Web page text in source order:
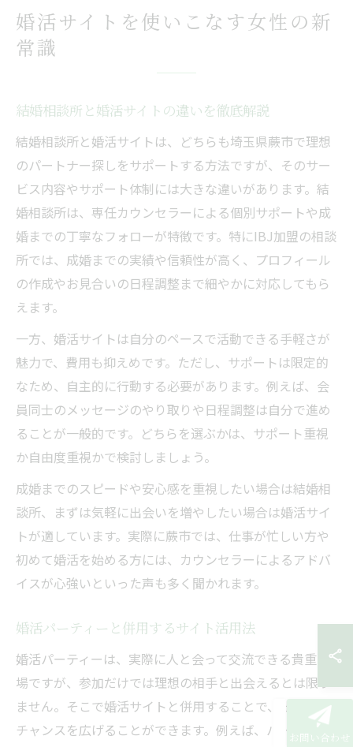
婚活サイトを使いこなす女性の新
常識
結婚相談所と婚活サイトの違いを徹底解説
結婚相談所と婚活サイトは、どちらも埼玉県蕨市で理想
のパートナー探しをサポートする方法ですが、そのサー
ビス内容やサポート体制には大きな違いがあります。結
婚相談所は、専任カウンセラーによる個別サポートや成
婚までの丁寧なフォローが特徴です。特にIBJ加盟の相談
所では、成婚までの実績や信頼性が高く、プロフィール
の作成やお見合いの日程調整まで細やかに対応してもら
えます。
一方、婚活サイトは自分のペースで活動できる手軽さが
魅力で、費用も抑えめです。ただし、サポートは限定的
なため、自主的に行動する必要があります。例えば、会
員同士のメッセージのやり取りや日程調整は自分で進め
ることが一般的です。どちらを選ぶかは、サポート重視
か自由度重視かで検討しましょう。
成婚までのスピードや安心感を重視したい場合は結婚相
談所、まずは気軽に出会いを増やしたい場合は婚活サイ
トが適しています。実際に蕨市では、仕事が忙しい方や
初めて婚活を始める方には、カウンセラーによるアドバ
イスが心強いといった声も多く聞かれます。
婚活パーティーと併用するサイト活用法
婚活パーティーは、実際に人と会って交流できる貴重な
場ですが、参加だけでは理想の相手と出会えるとは限り
ません。そこで婚活サイトと併用することで、出会いの
チャンスを広げることができます。例えば、パーティー
お問い合わせ